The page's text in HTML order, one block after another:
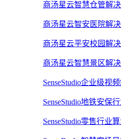
商汤星云智慧仓管解
商汤星云智安医院解
商汤星云平安校园解
商汤星云智慧景区解
SenseStudio企业级视
SenseStudio地铁安保
SenseStudio零售行业